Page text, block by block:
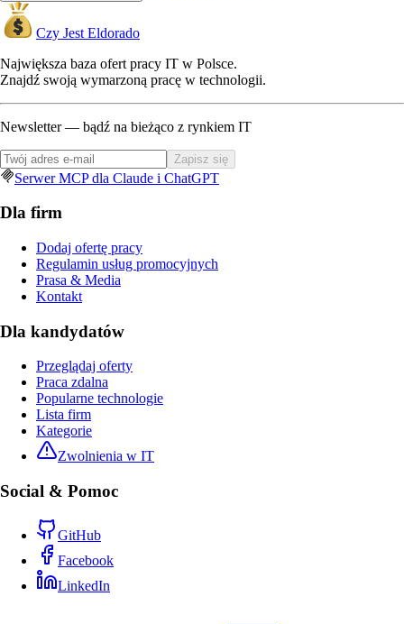
Czy Jest Eldorado
Największa baza ofert pracy IT w Polsce.
Znajdź swoją wymarzoną pracę w technologii.
Newsletter — bądź na bieżąco z rynkiem IT
Zapisz się
Serwer MCP dla Claude i ChatGPT
Dla firm
Dodaj ofertę pracy
Regulamin usług promocyjnych
Prasa & Media
Kontakt
Dla kandydatów
Przeglądaj oferty
Praca zdalna
Popularne technologie
Lista firm
Kategorie
Zwolnienia w IT
Social & Pomoc
GitHub
Facebook
LinkedIn